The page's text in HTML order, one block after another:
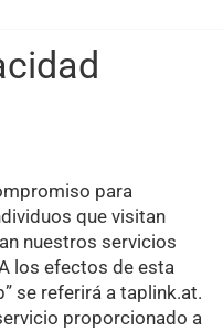
para
que visitan
nuestros servicios
A los efectos de esta
se referirá a taplink.at.
proporcionado a